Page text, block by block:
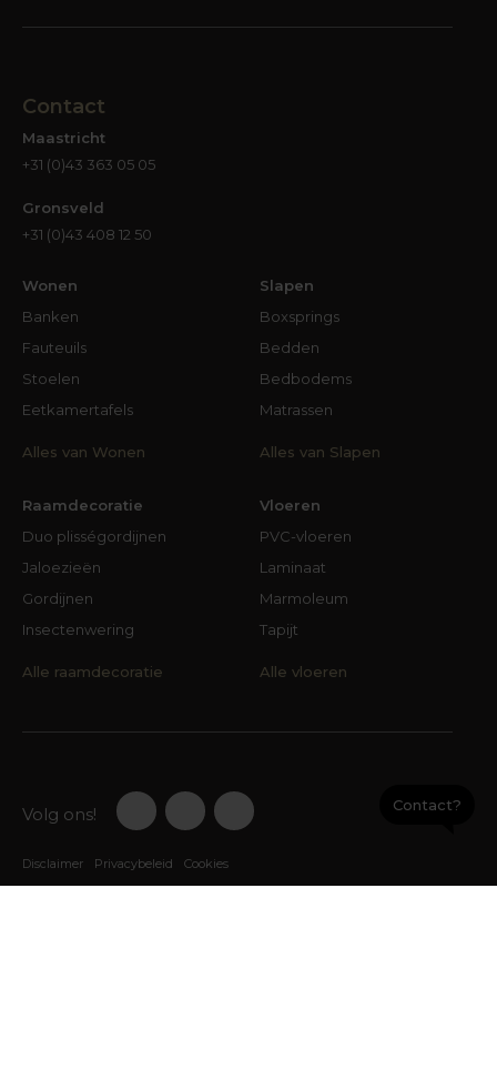
Contact
Maastricht
+31 (0)43 363 05 05
Gronsveld
+31 (0)43 408 12 50
Wonen
Banken
Fauteuils
Stoelen
Eetkamertafels
Alles van Wonen
Slapen
Boxsprings
Bedden
Bedbodems
Matrassen
Alles van Slapen
Raamdecoratie
Duo plisségordijnen
Jaloezieën
Gordijnen
Insectenwering
Alle raamdecoratie
Vloeren
PVC-vloeren
Laminaat
Marmoleum
Tapijt
Alle vloeren
Volg ons!
Disclaimer Privacybeleid Cookies
Contact?